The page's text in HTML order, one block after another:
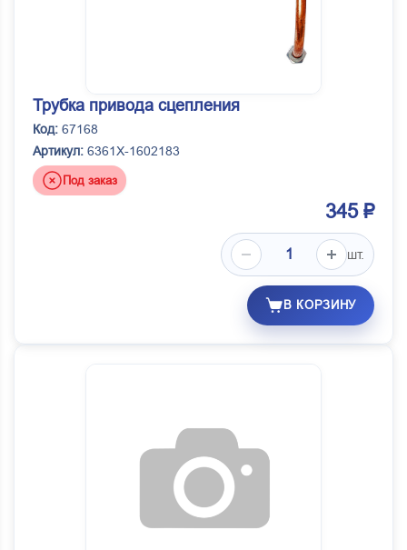
Трубка привода сцепления
Код: 67168
Артикул: 6361Х-1602183
Под заказ
345 ₽
шт.
В КОРЗИНУ